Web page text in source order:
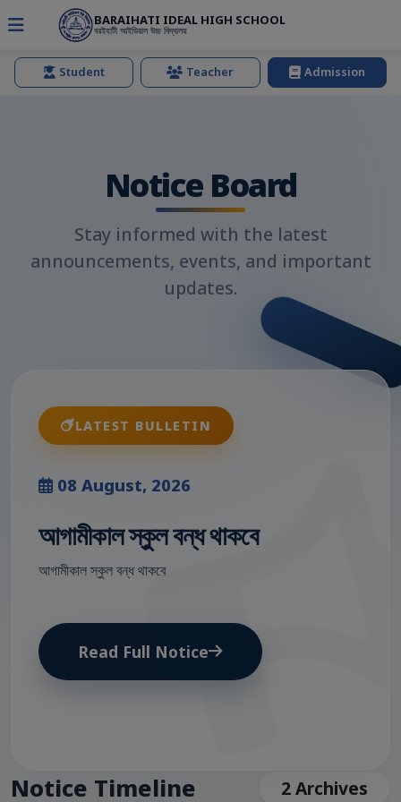
BARAIHATI IDEAL HIGH SCHOOL
বরইহাটী আইডিয়াল উচ্চ বিদ্যালয়
Student Teacher Admission
Notice Board
Stay informed with the latest
announcements, events, and important
updates.
LATEST BULLETIN
08 August, 2026
আগামীকাল স্কুল বন্ধ থাকবে
আগামীকাল স্কুল বন্ধ থাকবে
Read Full Notice
Notice Timeline 2 Archives